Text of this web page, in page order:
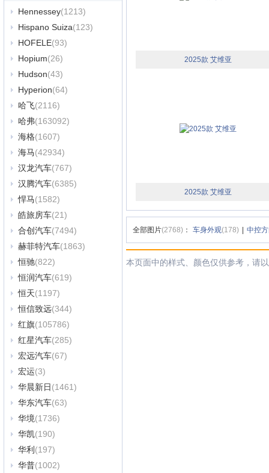
Hennessey(1213)
Hispano Suiza(123)
HOFELE(93)
Hopium(26)
Hudson(43)
Hyperion(64)
哈飞(2116)
哈弗(163092)
海格(1607)
海马(42934)
汉龙汽车(767)
汉腾汽车(6385)
悍马(1582)
皓旅房车(21)
合创汽车(7494)
赫菲特汽车(1863)
恒驰(822)
恒润汽车(619)
恒天(1197)
恒信致远(344)
红旗(105786)
红星汽车(285)
宏远汽车(67)
宏运(3)
华晨新日(1461)
华东汽车(63)
华境(1736)
华凯(190)
华利 (197)
华普(1002)
2025款 艾维亚
2025款 艾维亚
全部图片(2768) ： 车身外观(178) 中控
本页面中的样式、颜色仅供参考，请